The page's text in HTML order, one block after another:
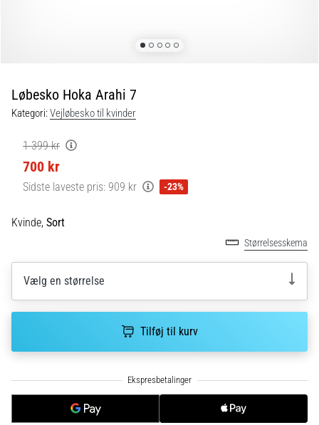
de?
praksis
tester
shuttle
run-
hurtighed,
smidighed
retningsskift.
Hvordan
den
bruges
Løbesko Hoka Arahi 7
Kategori:Vejløbesko til kvinder
1 399 kr
700 kr
Sidste laveste pris: 909 kr -23%
Kvinde, Sort
Størrelsesskema
Vælg en størrelse
Tilføj til kurv